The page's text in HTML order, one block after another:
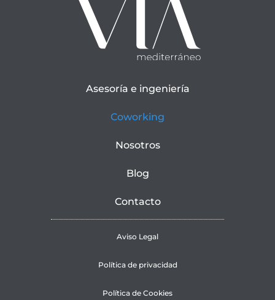
Asesoría e ingeniería
Coworking
Nosotros
Blog
Contacto
Aviso Legal
Política de privacidad
Política de Cookies